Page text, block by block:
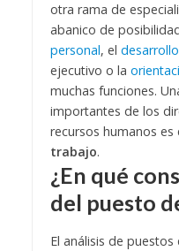
otra rama de
abanico de
personal, el
ejecutivo o la
muchas funciones.
importantes de los
recursos humanos es
trabajo.
¿En qué
del puesto
El análisis de